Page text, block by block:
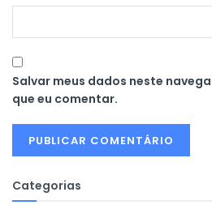
Salvar meus dados neste
que eu comentar.
Categorias